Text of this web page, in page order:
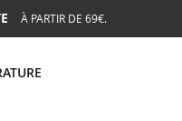
À PARTIR DE 69€.